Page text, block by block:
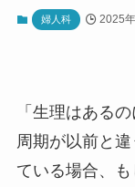
婦人科 2025
「生理はある
周期が以前と
ている場合、